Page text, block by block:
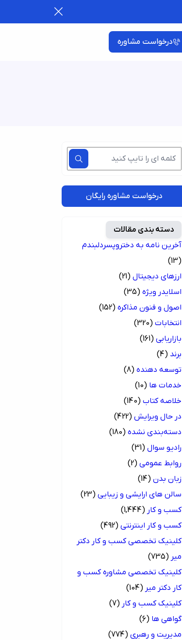
درخواست مشاوره
درخواست مشاوره رایگان
دسته بندی مقالات
آخرین نامه به دختروپسردلبندم
(13)
ارزهای دیجیتال (21)
اسلایدر ویژه (35)
اصول و فنون مذاکره (152)
انتخابات (320)
بازاریابی (161)
برند (4)
توسعه دهنده (8)
خدمات ها (10)
خلاصه کتاب (140)
در حال ویرایش (422)
دسته‌بندی نشده (180)
رادیو سوال (31)
روابط عمومی (2)
زبان بدن (14)
سالن های ارایشی و زیبایی (23)
کسب و کار (1,444)
کسب و کار اینترنتی (492)
کلینیک تخصصی کسب و کار دکتر
میر (735)
کلینیک تخصصی مشاوره کسب و
کار دکتر میر (104)
کلینیک کسب و کار (7)
گواهی ها (6)
مدیریت و رهبری (774)